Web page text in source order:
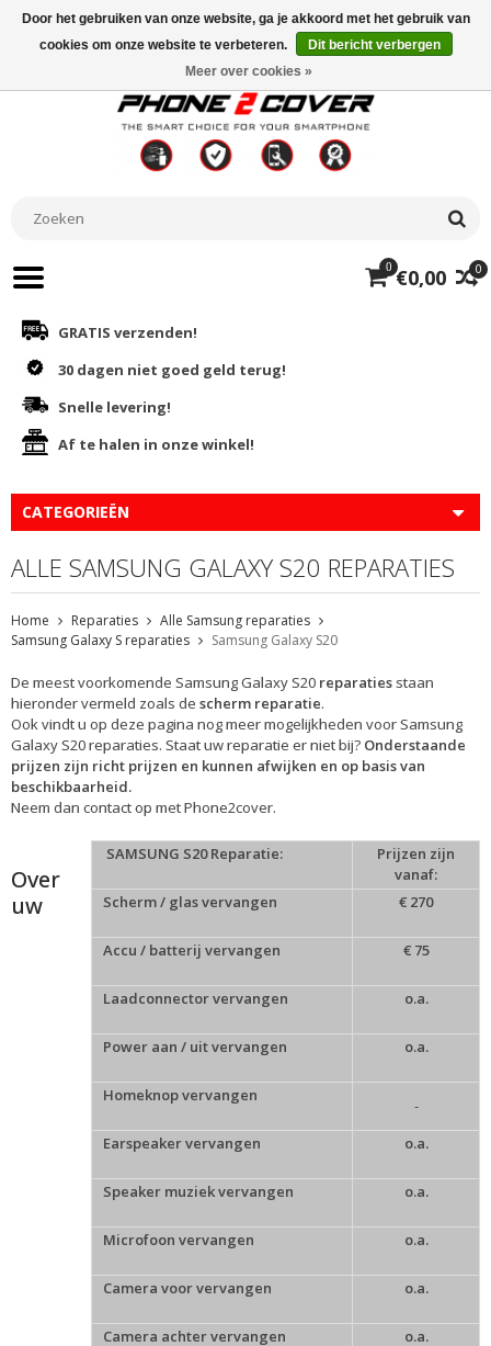
0
0 €0,00
GRATIS verzenden!
30 dagen niet goed geld terug!
Snelle levering!
Af te halen in onze winkel!
CATEGORIEËN
ALLE SAMSUNG GALAXY S20 REPARATIES
Home Reparaties
Alle Samsung reparaties
Samsung Galaxy S reparaties
Samsung Galaxy S20
De meest voorkomende Samsung Galaxy S20 reparatiesstaan
hieronder vermeld zoals de scherm reparatie.
Ook vindt u op deze pagina nog meer mogelijkheden voor Samsung
Galaxy S20 reparaties. Staat uw reparatie er niet bij? Onderstaande
prijzen zijn richt prijzen en kunnen afwijken en op basis van
beschikbaarheid.
Neem dan contact op met Phone2cover.
SAMSUNG S20 Reparatie:
Prijzen zijn
vanaf:
Scherm / glas vervangen
€ 270
Accu / batterij vervangen € 75
Laadconnector vervangen o.a.
Power aan / uit vervangen o.a.
Homeknop vervangen
-
Earspeaker vervangen
o.a.
Speaker muziek vervangen o.a.
Microfoon vervangen o.a.
Camera voor vervangen o.a.
Camera achter vervangen o.a.
Over
uw
Door het gebruiken van onze website, ga je akkoord met het gebruik van
cookies om onze website te verbeteren.
Dit bericht verbergen
Meer over cookies »